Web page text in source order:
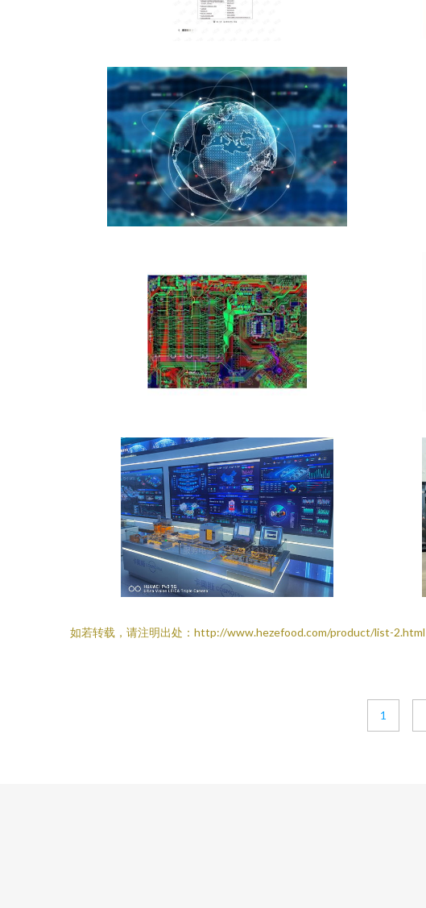
如若转载，请注明出处：http://www.hezefood.com/product/list-2.html
1